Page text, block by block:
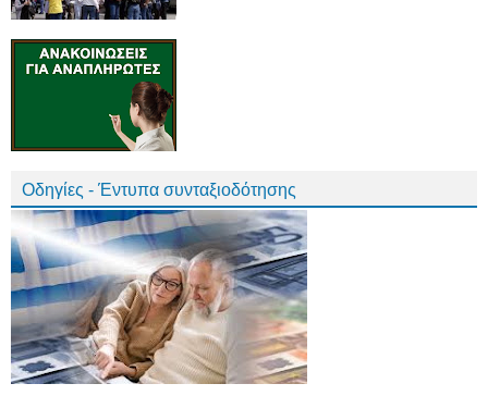
Οδηγίες - Έντυπα συνταξιοδότησης